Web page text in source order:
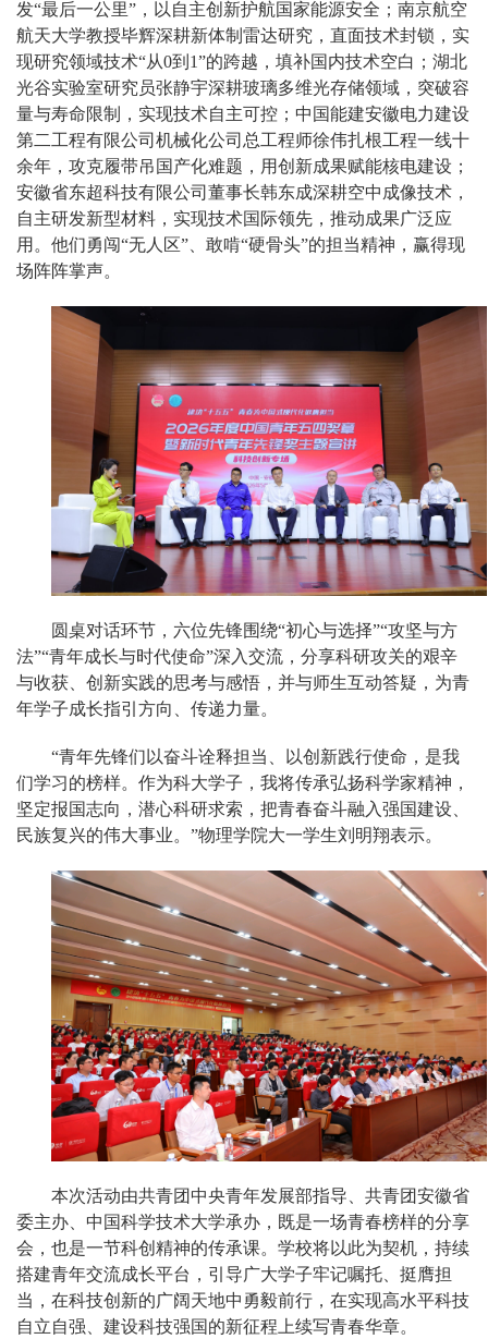
发“最后一公里”，以自主创新护航国家能源安全；南京航空
航天大学教授毕辉深耕新体制雷达研究，直面技术封锁，实
现研究领域技术“从0到1”的跨越，填补国内技术空白；湖北
光谷实验室研究员张静宇深耕玻璃多维光存储领域，突破容
量与寿命限制，实现技术自主可控；中国能建安徽电力建设
第二工程有限公司机械化公司总工程师徐伟扎根工程一线十
余年，攻克履带吊国产化难题，用创新成果赋能核电建设；
安徽省东超科技有限公司董事长韩东成深耕空中成像技术，
自主研发新型材料，实现技术国际领先，推动成果广泛应
用。他们勇闯“无人区”、敢啃“硬骨头”的担当精神，赢得现
场阵阵掌声。
圆桌对话环节，六位先锋围绕“初心与选择”“攻坚与方
法”“青年成长与时代使命”深入交流，分享科研攻关的艰辛
与收获、创新实践的思考与感悟，并与师生互动答疑，为青
年学子成长指引方向、传递力量。
“青年先锋们以奋斗诠释担当、以创新践行使命，是我
们学习的榜样。作为科大学子，我将传承弘扬科学家精神，
坚定报国志向，潜心科研求索，把青春奋斗融入强国建设、
民族复兴的伟大事业。”物理学院大一学生刘明翔表示。
本次活动由共青团中央青年发展部指导、共青团安徽省
委主办、中国科学技术大学承办，既是一场青春榜样的分享
会，也是一节科创精神的传承课。学校将以此为契机，持续
搭建青年交流成长平台，引导广大学子牢记嘱托、挺膺担
当，在科技创新的广阔天地中勇毅前行，在实现高水平科技
自立自强、建设科技强国的新征程上续写青春华章。